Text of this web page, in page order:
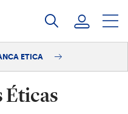
ETICA
Éticas